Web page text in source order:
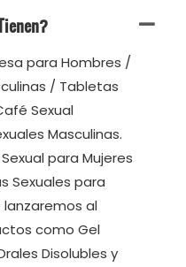
para Hombres /
/ Tabletas
Sexual
Masculinas.
para Mujeres
Sexuales para
lanzaremos al
como Gel
Disolubles y